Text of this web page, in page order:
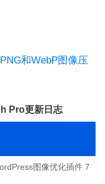
和WebP图像压
Pro更新日志
图像优化插件 7